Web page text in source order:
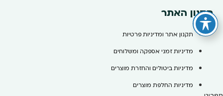
תקנון האתר
תקנון אתר ומדיניות פרטיות
מדיניות זמני אספקה ומשלוחים
מדיניות ביטולים והחזרת מוצרים
מדיניות החלפת מוצרים